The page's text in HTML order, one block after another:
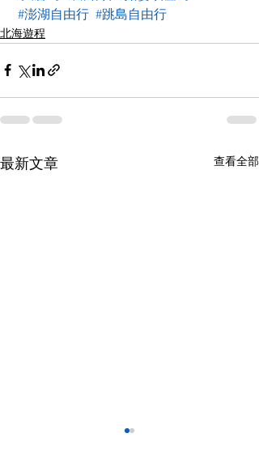
#澎湖自由行 #跳島自由行
北海遊程
最新文章 查看全部